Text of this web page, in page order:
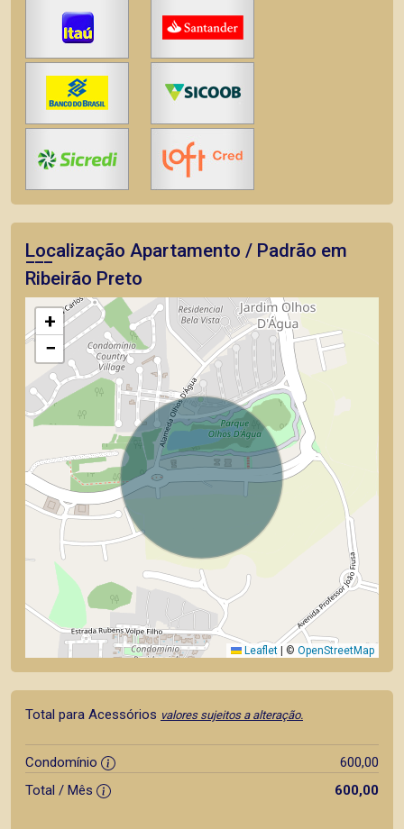
Localização Apartamento / Padrão em
Ribeirão Preto
+
−
Leaflet © OpenStreetMap
Total para Acessórios valores sujeitos a alteração.
Condomínio
600,00
Total / Mês
600,00